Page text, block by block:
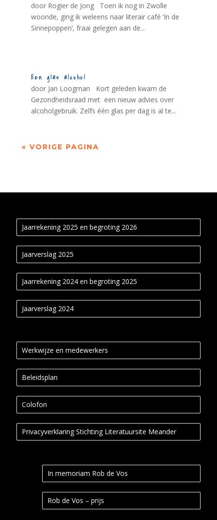
door Rogier de Jong Toen ik nog in Zwolle
woonde, ging ik weleens naar literair café ‘In de
Sinnepoppen’, fraai gelegen aan de...
Een glas alcohol
door Jan Loogman Kort geleden kwam de
Gezondheidsraad met een nieuw advies over
alcoholgebruik. Zelfs één glas per dag is al te...
« VORIGE PAGINA
Jaarrekening 2025 en begroting 2026
Jaarverslag 2025
Jaarrekening 2024 en begroting 2025
Jaarverslag 2024
Werkwijze en medewerkers
Beleidsplan
Colofon
Privacyverklaring Stichting Literatuursite Meander
In memoriam Rob de Vos
Rob de Vos – prijs